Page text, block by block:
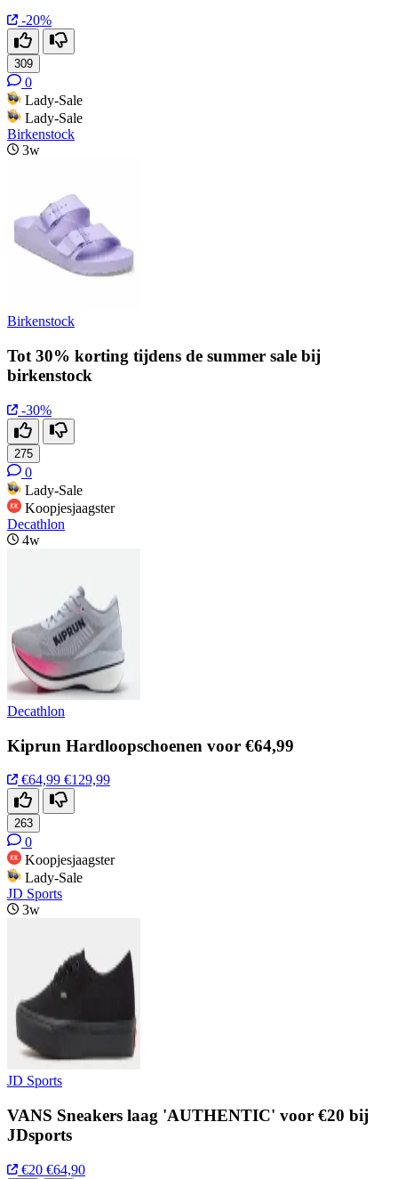
-20%
309
0
Lady-Sale
Lady-Sale
Birkenstock
3w
Birkenstock
Tot 30% korting tijdens de summer sale bij
birkenstock
-30%
275
0
Lady-Sale
Koopjesjaagster
Decathlon
4w
Decathlon
Kiprun Hardloopschoenen voor €64,99
€64,99 €129,99
263
0
Koopjesjaagster
Lady-Sale
JD Sports
3w
JD Sports
VANS Sneakers laag 'AUTHENTIC' voor €20 bij
JDsports
€20 €64,90